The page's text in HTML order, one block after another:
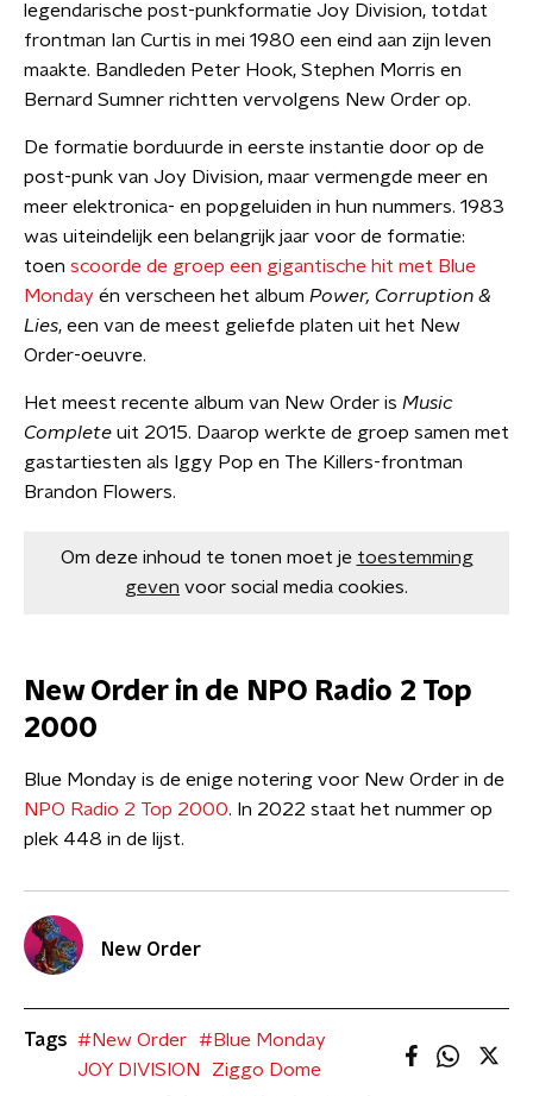
legendarische post-punkformatie Joy Division, totdat
frontman Ian Curtis in mei 1980 een eind aan zijn leven
maakte. Bandleden Peter Hook, Stephen Morris en
Bernard Sumner richtten vervolgens New Order op.
De formatie borduurde in eerste instantie door op de
post-punk van Joy Division, maar vermengde meer en
meer elektronica- en popgeluiden in hun nummers. 1983
was uiteindelijk een belangrijk jaar voor de formatie:
toen scoorde de groep een gigantische hit met Blue
Monday én verscheen het album Power, Corruption &
Lies, een van de meest geliefde platen uit het New
Order-oeuvre.
Het meest recente album van New Order is Music
Complete uit 2015. Daarop werkte de groep samen met
gastartiesten als Iggy Pop en The Killers-frontman
Brandon Flowers.
Om deze inhoud te tonen moet je toestemming
geven voor social media cookies.
New Order in de NPO Radio 2 Top
2000
Blue Monday is de enige notering voor New Order in de
NPO Radio 2 Top 2000. In 2022 staat het nummer op
plek 448 in de lijst.
New Order
Tags #New Order
#Blue Monday
JOY DIVISION
Ziggo Dome